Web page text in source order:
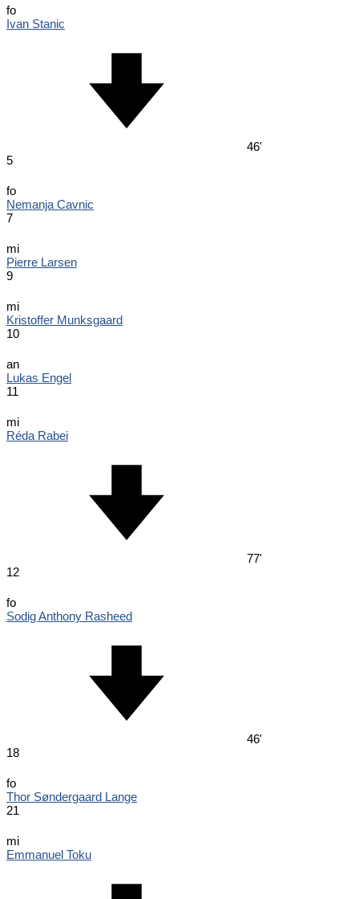
fo
Ivan Stanic
46'
5
fo
Nemanja Cavnic
7
mi
Pierre Larsen
9
mi
Kristoffer Munksgaard
10
an
Lukas Engel
11
mi
Réda Rabei
77'
12
fo
Sodig Anthony Rasheed
46'
18
fo
Thor Søndergaard Lange
21
mi
Emmanuel Toku